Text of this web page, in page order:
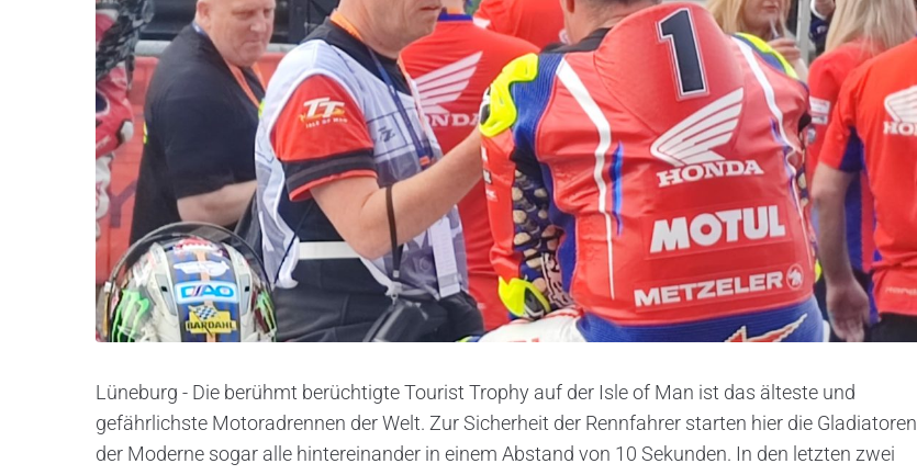
Lüneburg - Die berühmt berüchtigte Tourist Trophy auf der Isle of Man ist das älteste und
gefährlichste Motoradrennen der Welt. Zur Sicherheit der Rennfahrer starten hier die Gladiatoren
der Moderne sogar alle hintereinander in einem Abstand von 10 Sekunden. In den letzten zwei